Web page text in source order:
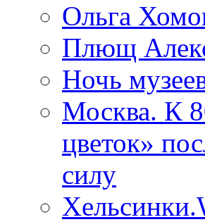
Ольга
Плющ
Ночь
Москва. К
цветок»
силу